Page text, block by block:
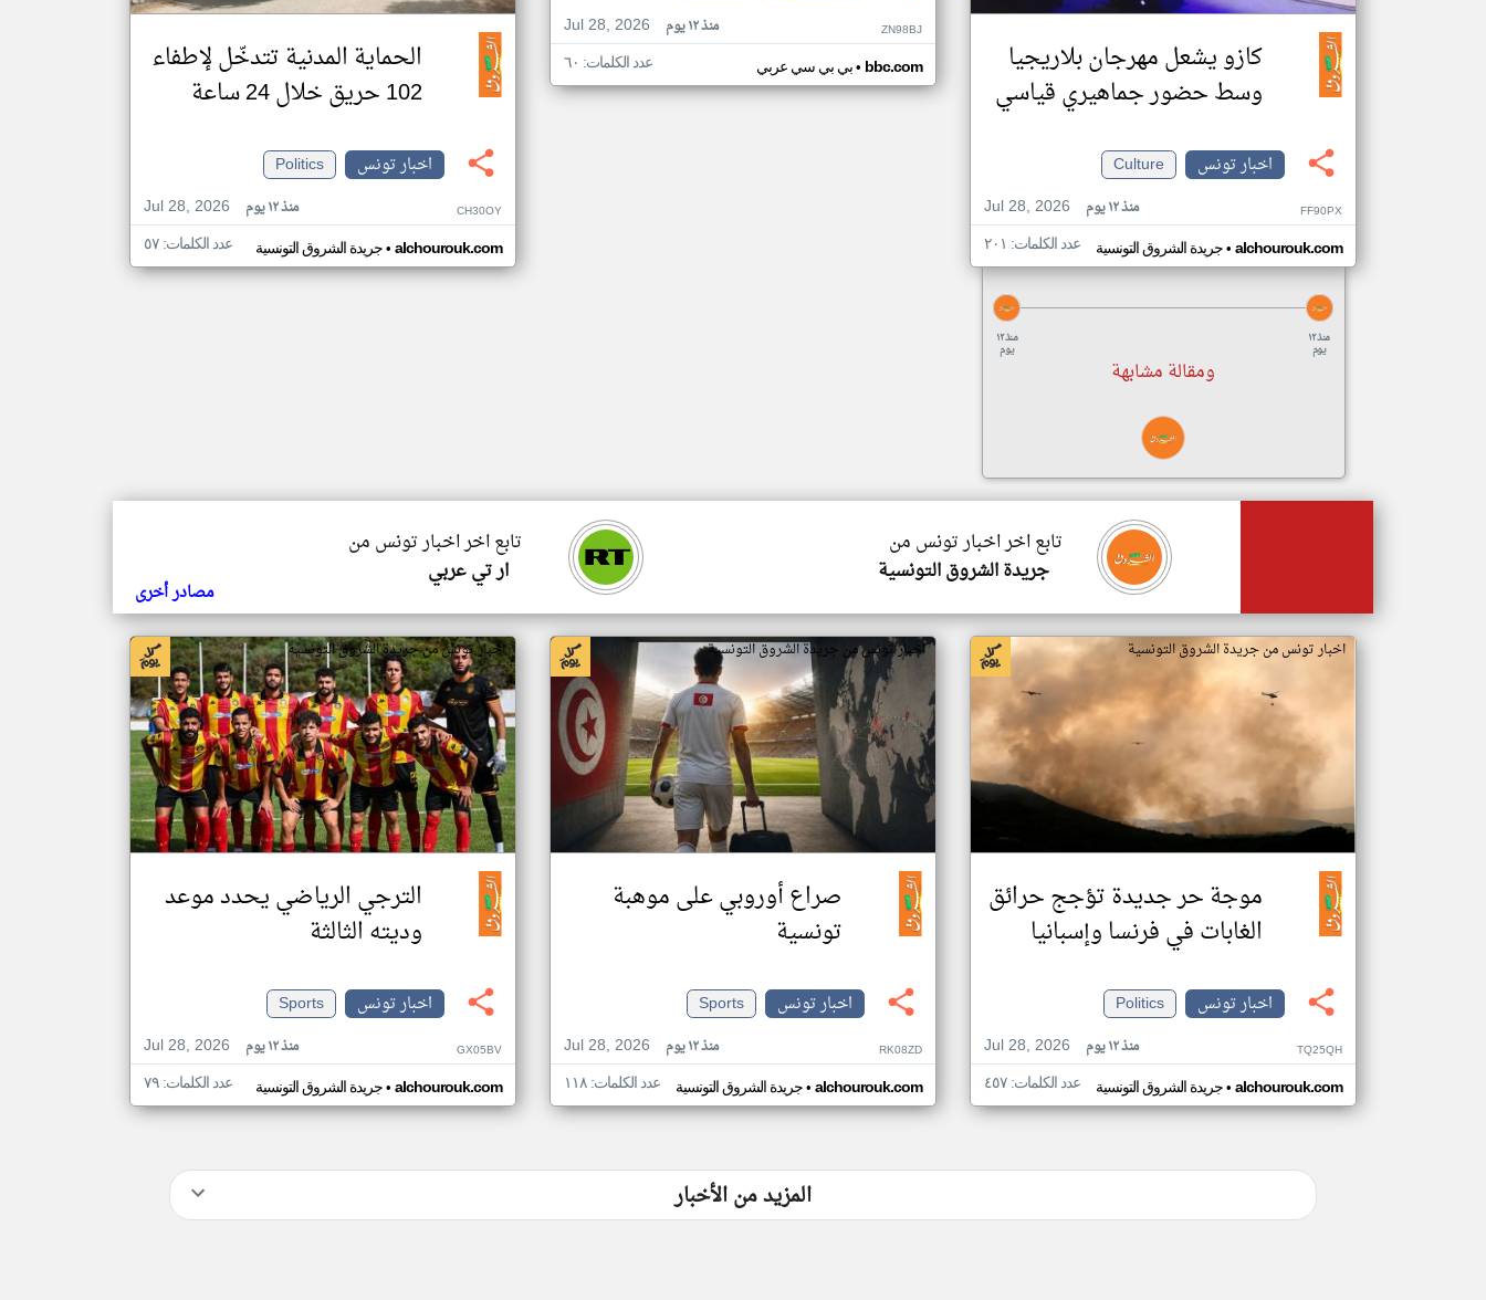
كازو يشعل مهرجان بلاريجيا
وسط حضور جماهيري قياسي
اخبار تونس
Culture
Jul 28, 2026
منذ ١٢ يوم FF90PX
جريدة الشروق التونسية• alchourouk.com عدد الكلمات: ٢٠١
منذ ١٢
يوم
منذ ١٢
يوم
ومقالة مشابهة
Jul 28, 2026
منذ ١٢ يوم ZN98BJ
بي بي سي عربي• bbc.com عدد الكلمات: ٦٠
الحماية المدنية تتدخّل لإطفاء
102 حريق خلال 24 ساعة
اخبار تونس
Politics
Jul 28, 2026
منذ ١٢ يوم CH30OY
جريدة الشروق التونسية• alchourouk.com عدد الكلمات: ٥٧
تابع اخر اخبار تونس من
ار تي عربي
تابع اخر اخبار تونس من
جريدة الشروق التونسية
مصادر أخرى
اخبار تونس من جريدة الشروق التونسية
موجة حر جديدة تؤجج حرائق
الغابات في فرنسا وإسبانيا
اخبار تونس
Politics
Jul 28, 2026
منذ ١٢ يوم TQ25QH
جريدة الشروق التونسية• alchourouk.com عدد الكلمات: ٤٥٧
اخبار تونس من جريدة الشروق التونسية
صراع أوروبي على موهبة
تونسية
اخبار تونس
Sports
Jul 28, 2026
منذ ١٢ يوم RK08ZD
جريدة الشروق التونسية• alchourouk.com عدد الكلمات: ١١٨
اخبار تونس من جريدة الشروق التونسية
الترجي الرياضي يحدد موعد
وديته الثالثة
اخبار تونس
Sports
Jul 28, 2026
منذ ١٢ يوم GX05BV
جريدة الشروق التونسية• alchourouk.com عدد الكلمات: ٧٩
المزيد من الأخبار